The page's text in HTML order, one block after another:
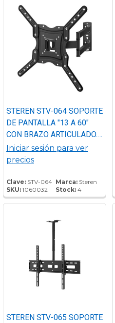
STEREN STV-064 SOPORTE
DE PANTALLA "13 A 60"
CON BRAZO ARTICULADO.
Para pantallas de 13 a 60
pulgadas Gira la pantalla 35°
hacia la derecha o izquierda.
Iniciar sesión para ver
precios
Clave: STV-064
SKU: 1060032
Marca:Steren
Stock:4
STEREN STV-065 SOPORTE